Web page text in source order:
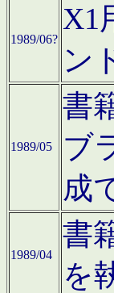
1989/06?
X1
ン
1989/05
書
ブ
成
1989/04
書
を